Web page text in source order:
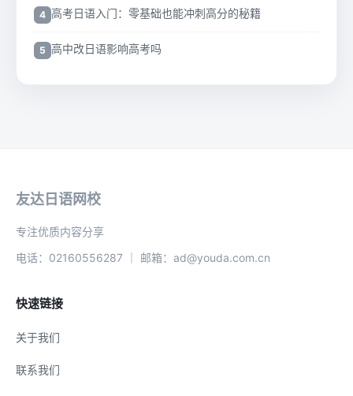
高考日语入门：零基础也能冲刺高分的秘籍
高中改日语影响高考吗
友达日语网校
专注优质内容分享
电话：02160556287 ｜ 邮箱：ad@youda.com.cn
快速链接
关于我们
联系我们